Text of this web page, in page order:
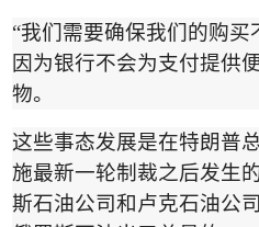
“我们需要确保我们的购买
因为银行不会为支付提供便
物。
这些事态发展是在特朗普
施最新一轮制裁之后发生
斯石油公司和卢克石油公